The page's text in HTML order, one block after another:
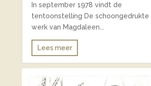
In september 1978 vindt de
tentoonstelling De
werk van Magdaleen...
Lees meer